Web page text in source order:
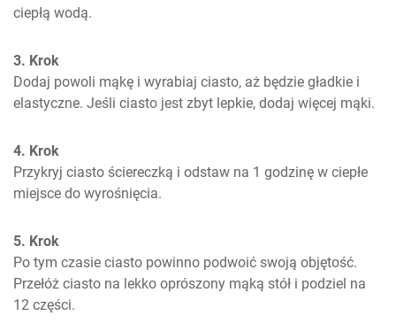
ciepłą wodą.
3. Krok
Dodaj powoli mąkę i wyrabiaj ciasto, aż będzie gładkie i
elastyczne. Jeśli ciasto jest zbyt lepkie, dodaj więcej mąki.
4. Krok
Przykryj ciasto ściereczką i odstaw na 1 godzinę w ciepłe
miejsce do wyrośnięcia.
5. Krok
Po tym czasie ciasto powinno podwoić swoją objętość.
Przełóż ciasto na lekko oprószony mąką stół i podziel na
12 części.